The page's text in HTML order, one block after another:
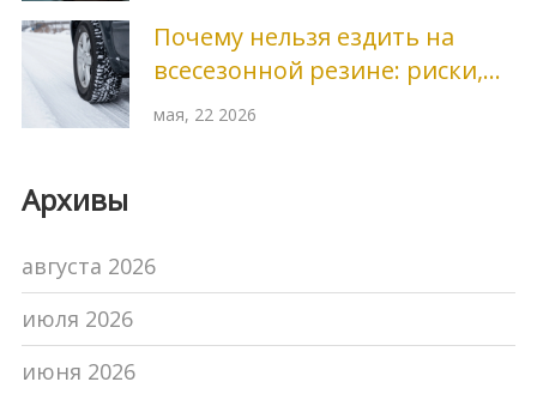
Почему нельзя ездить на
всесезонной резине: риски,
мифы и реальность
мая, 22 2026
Архивы
августа 2026
июля 2026
июня 2026